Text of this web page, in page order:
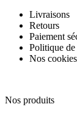
Livraisons
Retours
Paiement
Politique
Nos cookies
Nos produits